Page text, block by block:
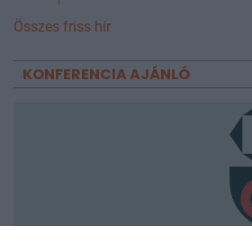
Összes friss hír
KONFERENCIA AJÁNLÓ